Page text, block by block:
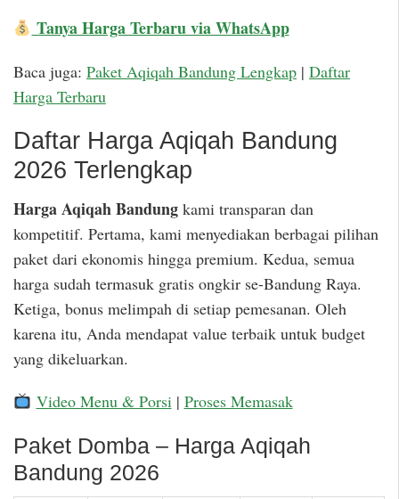
Tanya Harga Terbaru via WhatsApp
Baca juga: Paket Aqiqah Bandung Lengkap | Daftar
Harga Terbaru
Daftar Harga Aqiqah Bandung
2026 Terlengkap
Harga Aqiqah Bandung kami transparan dan
kompetitif. Pertama, kami menyediakan berbagai pilihan
paket dari ekonomis hingga premium. Kedua, semua
harga sudah termasuk gratis ongkir se-Bandung Raya.
Ketiga, bonus melimpah di setiap pemesanan. Oleh
karena itu, Anda mendapat value terbaik untuk budget
yang dikeluarkan.
Video Menu & Porsi| Proses Memasak
Paket Domba – Harga Aqiqah
Bandung 2026